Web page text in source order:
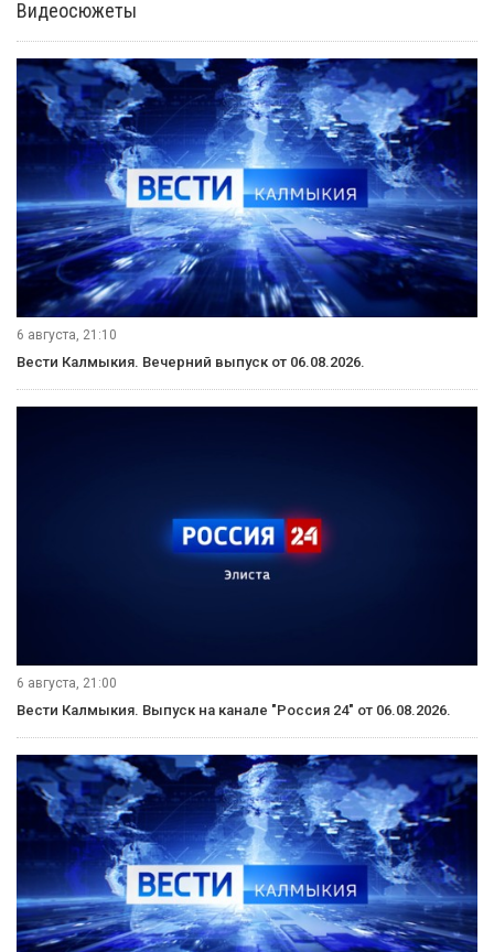
Видеосюжеты
6 августа, 21:10
Вести Калмыкия. Вечерний выпуск от 06.08.2026.
6 августа, 21:00
Вести Калмыкия. Выпуск на канале "Россия 24" от 06.08.2026.